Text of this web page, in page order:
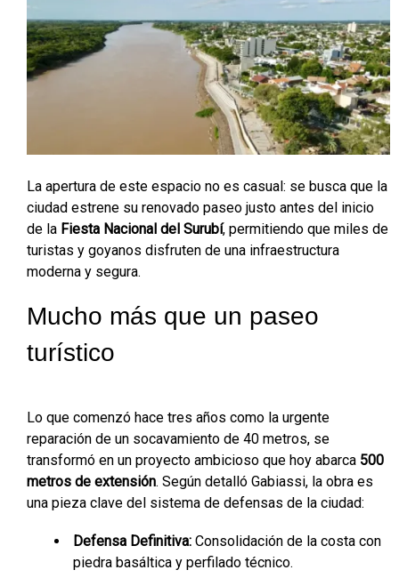
La apertura de este espacio no es casual: se busca que la
ciudad estrene su renovado paseo justo antes del inicio
de la Fiesta Nacional del Surubí, permitiendo que miles de
turistas y goyanos disfruten de una infraestructura
moderna y segura.
Mucho más que un paseo
turístico
Lo que comenzó hace tres años como la urgente
reparación de un socavamiento de 40 metros, se
transformó en un proyecto ambicioso que hoy abarca 500
metros de extensión. Según detalló Gabiassi, la obra es
una pieza clave del sistema de defensas de la ciudad:
Defensa Definitiva: Consolidación de la costa con
piedra basáltica y perfilado técnico.